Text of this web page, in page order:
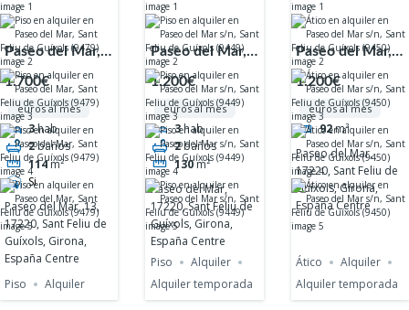
Paseo del Mar,
13, 17220, Sant
Feliu de Guíxols,
Girona, España
Centre
1.700€
euros al mes
3hab
2 baños
114 m²
Si
Paseo del Mar, 13,
17220, Sant Feliu de
Guíxols, Girona,
España Centre
Piso
Alquiler
Paseo del Mar,
17220, Sant
Feliu de Guíxols,
Girona, España
Centre
1.200€
euros al mes
3hab
2 baños
130 m²
Paseo del Mar,
17220, Sant Feliu de
Guíxols, Girona,
España Centre
Piso
Alquiler
Alquiler temporada
Paseo del Mar,
17220, Sant
Feliu de Guíxols,
Girona, España
Centre
1.200€
euros al mes
92m²
Paseo del Mar,
17220, Sant Feliu de
Guíxols, Girona,
España Centre
Ático
Alquiler
Alquiler temporada